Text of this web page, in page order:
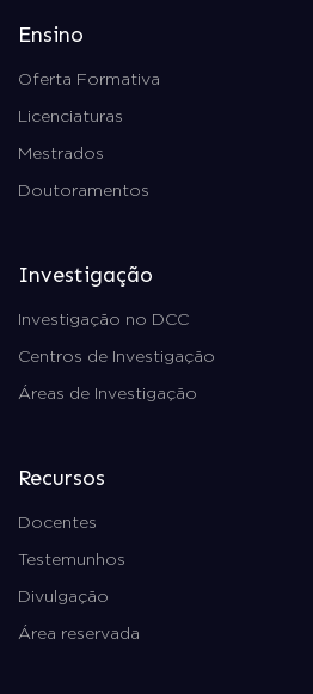
Ensino
Oferta Formativa
Licenciaturas
Mestrados
Doutoramentos
Investigação
Investigação no DCC
Centros de Investigação
Áreas de Investigação
Recursos
Docentes
Testemunhos
Divulgação
Área reservada